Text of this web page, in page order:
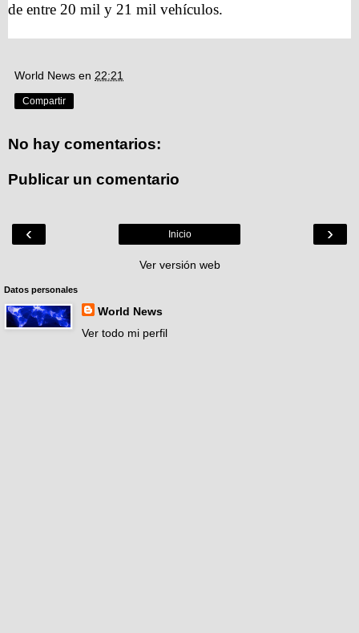
de entre 20 mil y 21 mil vehículos.
World News en 22:21
Compartir
No hay comentarios:
Publicar un comentario
‹ ›
Inicio
Ver versión web
Datos personales
World News
Ver todo mi perfil